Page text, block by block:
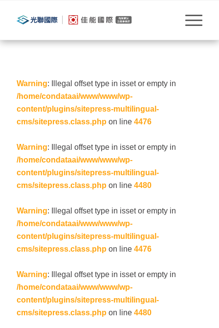
Warning: Illegal offset type in isset or empty in
/home/condataai/www/www/wp-
content/plugins/sitepress-multilingual-
cms/sitepress.class.php on line 4476
Warning: Illegal offset type in isset or empty in
/home/condataai/www/www/wp-
content/plugins/sitepress-multilingual-
cms/sitepress.class.php on line 4480
Warning: Illegal offset type in isset or empty in
/home/condataai/www/www/wp-
content/plugins/sitepress-multilingual-
cms/sitepress.class.php on line 4476
Warning: Illegal offset type in isset or empty in
/home/condataai/www/www/wp-
content/plugins/sitepress-multilingual-
cms/sitepress.class.php on line 4480